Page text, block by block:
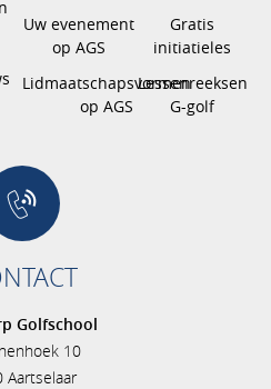
Uw evenement
op AGS
Lidmaatschapsvormen
op AGS
Gratis
initiatieles
Lessenreeksen
G-golf
Golfschool
10
Aartselaar